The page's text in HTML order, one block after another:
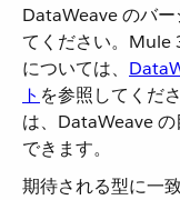
DataWeave のバ
てください。Mule
については、​
ト を参照してくだ
は、DataWeave
できます。
期待される型に一